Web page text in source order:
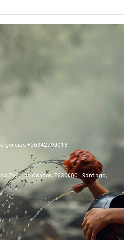
+56942790013
201, Las Condes , 7630000 - Santiago,